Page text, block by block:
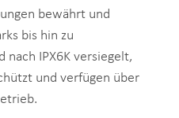
bewährt und
bis hin zu
nach IPX6K versiegelt,
und verfügen über